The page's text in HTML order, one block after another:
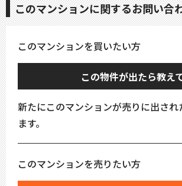
このマンションに関するお問い合
このマンションを買いたい方
この物件が出たら教え
新たにこのマンションが売りに出され
ます。
このマンションを売りたい方